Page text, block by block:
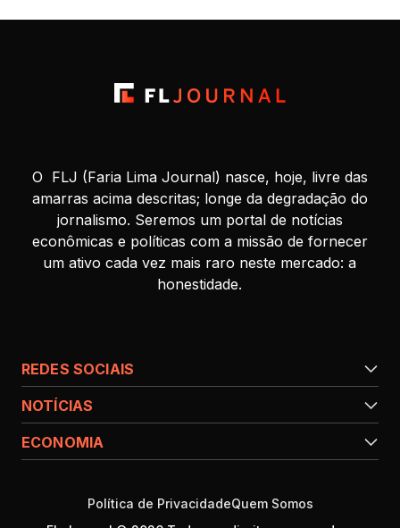
O FLJ (Faria Lima Journal) nasce, hoje, livre das
amarras acima descritas; longe da degradação do
jornalismo. Seremos um portal de notícias
econômicas e políticas com a missão de fornecer
um ativo cada vez mais raro neste mercado: a
honestidade.
REDES SOCIAIS
NOTÍCIAS
ECONOMIA
Política de PrivacidadeQuem Somos